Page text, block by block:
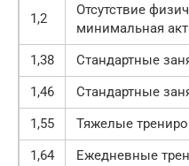
1,2
Отсутствие
минимальная
1,38
Стандартные
1,46
Стандартные
1,55
Тяжелые
1,64
Ежедневные